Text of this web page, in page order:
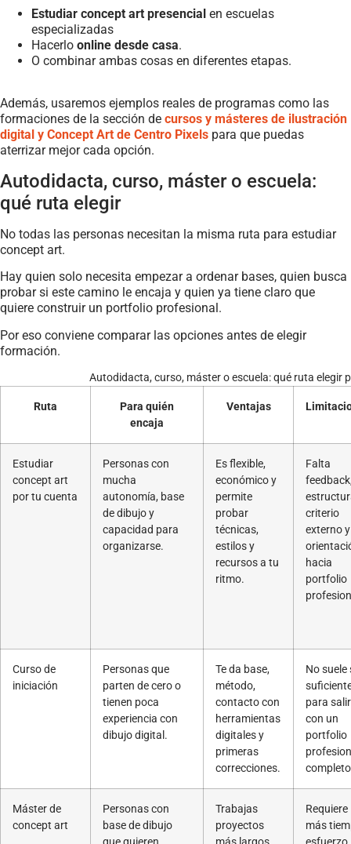
Estudiar concept art presencial en escuelas
especializadas
Hacerlo online desde casa.
O combinar ambas cosas en diferentes etapas.
Además, usaremos ejemplos reales de programas como las
formaciones de la sección de cursos y másteres de ilustración
digital y Concept Art de Centro Pixels para que puedas
aterrizar mejor cada opción.
Autodidacta, curso, máster o escuela:
qué ruta elegir
No todas las personas necesitan la misma ruta para estudiar
concept art.
Hay quien solo necesita empezar a ordenar bases, quien busca
probar si este camino le encaja y quien ya tiene claro que
quiere construir un portfolio profesional.
Por eso conviene comparar las opciones antes de elegir
formación.
Autodidacta, curso, máster o escuela: qué ruta elegir
Ruta
Para quién
encaja
Ventajas
Estudiar
concept art
por tu cuenta
Personas con
mucha
autonomía, base
de dibujo y
capacidad para
organizarse.
Es flexible,
económico y
permite
probar
técnicas,
estilos y
recursos a tu
ritmo.
Falta
criterio
externo y
hacia
portfolio
Curso de
iniciación
Personas que
parten de cero o
tienen poca
experiencia con
dibujo digital.
Te da base,
método,
contacto con
herramientas
digitales y
primeras
correcciones.
No suele
para salir
con un
portfolio
Máster de
concept art
Personas con
base de dibujo
Trabajas
proyectos
Requiere
más